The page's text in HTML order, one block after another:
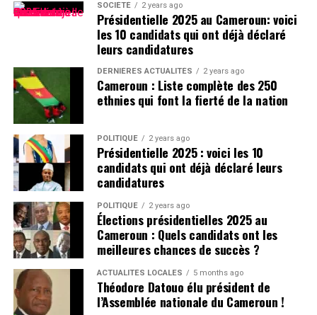
SOCIÉTÉ 2 years ago
Présidentielle 2025 au Cameroun: voici
les 10 candidats qui ont déjà déclaré
leurs candidatures
DERNIÈRES ACTUALITÉS 2 years ago
Cameroun : Liste complète des 250
ethnies qui font la fierté de la nation
POLITIQUE 2 years ago
Présidentielle 2025 : voici les 10
candidats qui ont déjà déclaré leurs
candidatures
POLITIQUE 2 years ago
Élections présidentielles 2025 au
Cameroun : Quels candidats ont les
meilleures chances de succès ?
ACTUALITÉS LOCALES 5 months ago
Théodore Datouo élu président de
l’Assemblée nationale du Cameroun !